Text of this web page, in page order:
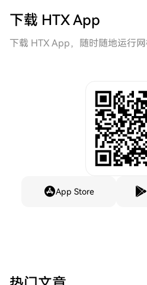
下载 HTX App
下载 HTX App，随时随地运行
App Store